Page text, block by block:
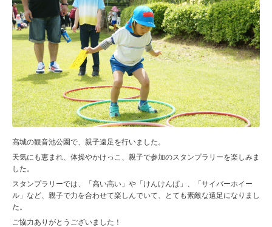
高城の観音池公園で、親子遠足を行いました。
天気にも恵まれ、体操やかけっこ、親子で参加のスタンプラリーを楽しみま
した。
スタンプラリーでは、「高い高い」や「けんけんぱ」、「サイバーホイー
ル」など、親子で力を合わせて楽しんでいて、とても素敵な遠足になりまし
た。
ご協力ありがとうございました！